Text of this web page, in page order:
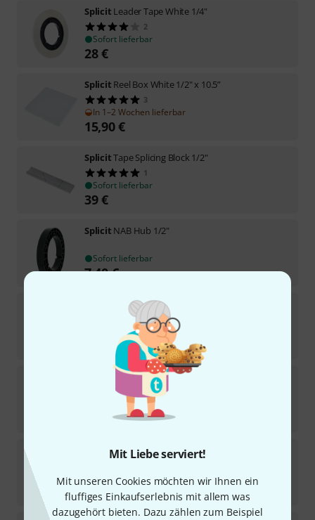
Mit Liebe serviert!
Mit unseren Cookies möchten wir Ihnen ein
fluffiges Einkaufserlebnis mit allem was
dazugehört bieten. Dazu zählen zum Beispiel
Splicit Leader Tape White 1/4"
2
Sofort lieferbar
28€
Splicit Reel Box White 1/2" x 10.5”
3
In 1–2 Wochen lieferbar
15,90€
SplicitTape Splicing Block 1/2"
1
Sofort lieferbar
39€
Splicit NAB Hub 1/2"
Sofort lieferbar
7,40€
Leader Tape Red 1/4"
3
Sofort lieferbar
NAB Hub 1/4"
Sofort lieferbar
Splicit Hold Down Tape 1/2"
Sofort lieferbar
19€